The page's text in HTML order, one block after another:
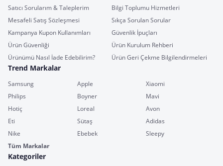
Satıcı Sorularım & Taleplerim
Bilgi Toplumu Hizmetleri
Mesafeli Satış Sözleşmesi
Sıkça Sorulan Sorular
Kampanya Kupon Kullanımları
Güvenlik İpuçları
Ürün Güvenliği
Ürün Kurulum Rehberi
Ürünümü Nasıl İade Edebilirim?
Ürün Geri Çekme Bilgilendirmeleri
Trend Markalar
Samsung Apple
Xiaomi
Philips
Boyner
Mavi
Hotiç
Loreal
Avon
Eti
Sütaş
Adidas
Nike
Ebebek
Sleepy
Tüm Markalar
Kategoriler